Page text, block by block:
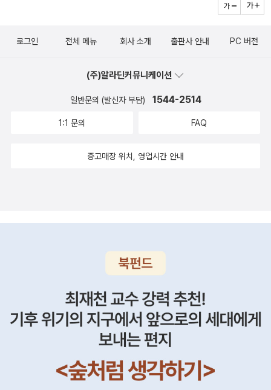
리스의) '토끼'. 정말 시간이 없다. 마지막 주에는 박상영의 소설을
쪽 단편도 하나는 보는 것을 늘 목표로 하고 있어서 이것까지 꼽
럴 만한 사정이 있다. 적들도 졸지/자지/놀지 않지만, 나도 내 나
름으로 일하고 있단 말씀. * 다시금 48년생 로커. - 내 음악(노
하 GOOD!!!! 옛날에는 나의 책, 소설, 학력, 번역 등에 '겸양'의
하면, 그걸 듣는 학생들은 뭐가 되나. 다른 한편, 이런 자기비하,
산물이기도 하다. '사십오도 경사에서 뒹굴다 보면 곧 오십'인 처
지, 실제로 나의 책, 소설 등등은 후지다고 생각했고 지금도 그렇
게 생각하는지도 모르겠다. 하지만 속으로는 그럴 지언 정 '대외
적인' 차원에서는 조심할 필요가 있는 것이다. 이건 흡사 다음과
같다. 아이가 잠들면 십원짜리 쌍욕을 해본다. 말 그대로 평범한
쌍욕. 과거 할머니가 늘어놓는 구성진, 그래서 문학적인 그런 쌍
욕도 아니고, 아이를 키우지 않는다면, 평소에도 제법 할 만한 그
런 욕들. 아이 때문에 참는 말들, 그런 표현, 특히 담임에 대한 부
오자룡 엉겅퀴 잎새/관촌수필//아픈 사랑이야기//지금은 꽃이 아
기생 보름이 버드나무가 있는 풍경 이모연의//누구는 누구만 못
근처의 두 사내 (강변의 빈터)//신동국여지승람 충남북편 /산너
머 남촌 /그리고 기타 여러분 /다가오는 소리//몸으로 살러 온 사
리 나는 쪽으로 돌아보다//글밭을 일구는 사람들//나는 남에게
걸어왔다//까치둥지가 보이는 동네//산에는 산새 물에는 물새///
는 연작소설 //기호는 산문집 또는 동시집입니다.( )는 미처 확인
있을 겁니다. 한 번 통독하려고 선생님의 책들을 찾아보며 작성하
였습니다.
로그인 전체 메뉴 회사 소개 출판사 안내 PC 버전
(주)알라딘커뮤니케이션
일반문의 (발신자 부담) 1544-2514
1:1 문의 FAQ
중고매장 위치, 영업시간 안내